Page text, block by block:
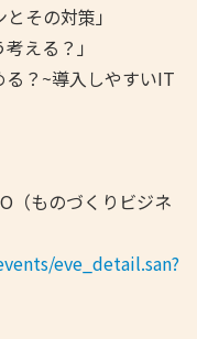
の対策」
える？」
？~導入しやすいIT
（ものづくりビジネ
eve_detail.san?